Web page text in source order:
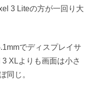
3 Liteの方が一回り大
でディスプレイサ
XLよりも画面は小さ
同じ。